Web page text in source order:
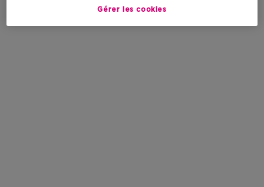
Gérer les cookies